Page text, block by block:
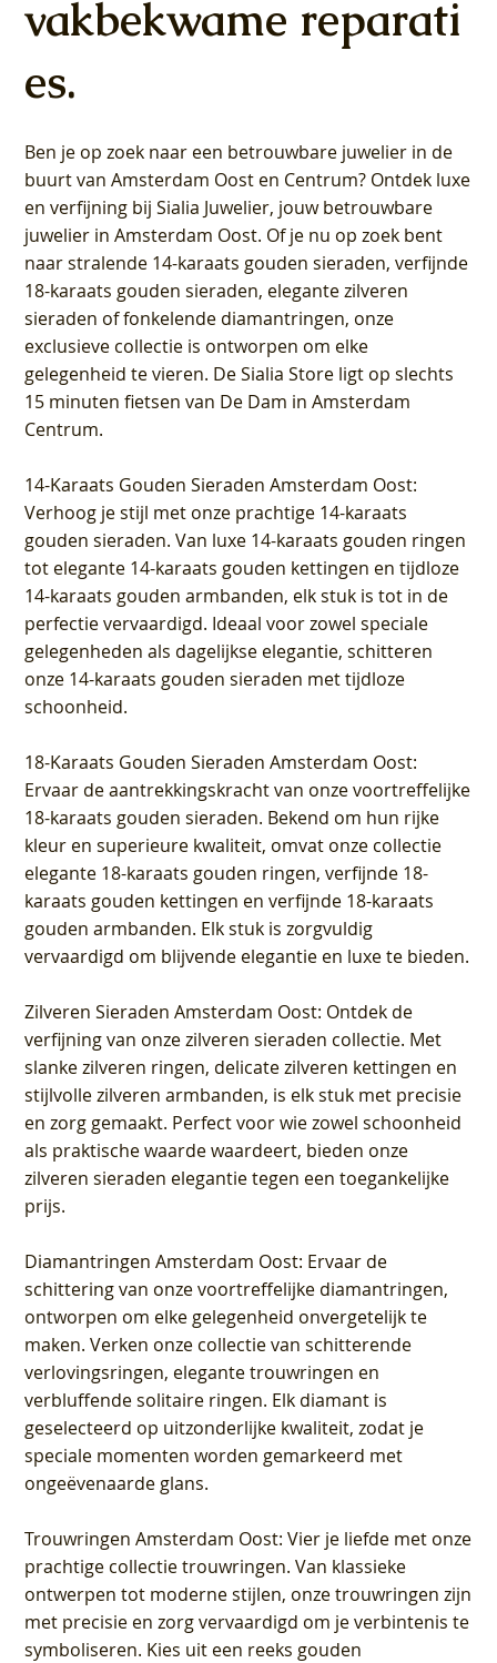
vakbekwame reparati
es.
Ben je op zoek naar een betrouwbare juwelier in de
buurt van Amsterdam Oost en Centrum? Ontdek luxe
en verfijning bij Sialia Juwelier, jouw betrouwbare
juwelier in Amsterdam Oost. Of je nu op zoek bent
naar stralende 14-karaats gouden sieraden, verfijnde
18-karaats gouden sieraden, elegante zilveren
sieraden of fonkelende diamantringen, onze
exclusieve collectie is ontworpen om elke
gelegenheid te vieren. De Sialia Store ligt op slechts
15 minuten fietsen van De Dam in Amsterdam
Centrum.
14-Karaats Gouden Sieraden Amsterdam Oost:
Verhoog je stijl met onze prachtige 14-karaats
gouden sieraden. Van luxe 14-karaats gouden ringen
tot elegante 14-karaats gouden kettingen en tijdloze
14-karaats gouden armbanden, elk stuk is tot in de
perfectie vervaardigd. Ideaal voor zowel speciale
gelegenheden als dagelijkse elegantie, schitteren
onze 14-karaats gouden sieraden met tijdloze
schoonheid.
18-Karaats Gouden Sieraden Amsterdam Oost:
Ervaar de aantrekkingskracht van onze voortreffelijke
18-karaats gouden sieraden. Bekend om hun rijke
kleur en superieure kwaliteit, omvat onze collectie
elegante 18-karaats gouden ringen, verfijnde 18-
karaats gouden kettingen en verfijnde 18-karaats
gouden armbanden. Elk stuk is zorgvuldig
vervaardigd om blijvende elegantie en luxe te bieden.
Zilveren Sieraden Amsterdam Oost: Ontdek de
verfijning van onze zilveren sieraden collectie. Met
slanke zilveren ringen, delicate zilveren kettingen en
stijlvolle zilveren armbanden, is elk stuk met precisie
en zorg gemaakt. Perfect voor wie zowel schoonheid
als praktische waarde waardeert, bieden onze
zilveren sieraden elegantie tegen een toegankelijke
prijs.
Diamantringen Amsterdam Oost: Ervaar de
schittering van onze voortreffelijke diamantringen,
ontworpen om elke gelegenheid onvergetelijk te
maken. Verken onze collectie van schitterende
verlovingsringen, elegante trouwringen en
verbluffende solitaire ringen. Elk diamant is
geselecteerd op uitzonderlijke kwaliteit, zodat je
speciale momenten worden gemarkeerd met
ongeëvenaarde glans.
Trouwringen Amsterdam Oost: Vier je liefde met onze
prachtige collectie trouwringen. Van klassieke
ontwerpen tot moderne stijlen, onze trouwringen zijn
met precisie en zorg vervaardigd om je verbintenis te
symboliseren. Kies uit een reeks gouden